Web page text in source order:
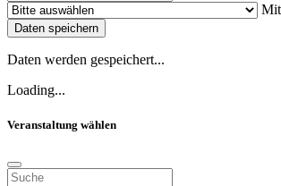
Daten speichern
Daten werden gespeichert...
Loading...
Veranstaltung wählen